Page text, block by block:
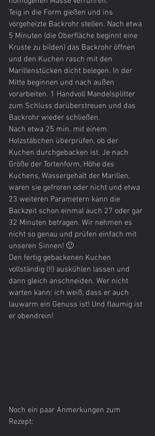
Teig in die Form gießen und ins
vorgeheizte Backrohr stellen. Nach etwa
5 Minuten (die Oberfläche beginnt eine
Kruste zu bilden) das Backrohr öffnen
und den Kuchen rasch mit den
Marillenstücken dicht belegen. In der
Mitte beginnen und nach außen
vorarbeiten. 1 Handvoll Mandelsplitter
zum Schluss darüberstreuen und das
Backrohr wieder schließen.
Nach etwa 25 min. mit einem
Holzstäbchen überprüfen, ob der
Kuchen durchgebacken ist. Je nach
Größe der Tortenform, Höhe des
Kuchens, Wassergehalt der Marillen,
waren sie gefroren oder nicht und etwa
23 weiteren Parametern kann die
Backzeit schon einmal auch 27 oder gar
32 Minuten betragen. Wir nehmen es
nicht so genau und prüfen einfach mit
unseren Sinnen! 🙂
Den fertig gebackenen Kuchen
vollständig (!!) auskühlen lassen und
dann gleich anschneiden. Wer nicht
warten kann: ich weiß, dass er auch
lauwarm ein Genuss ist! Und flaumig ist
er obendrein!
Noch ein paar Anmerkungen zum
Rezept: